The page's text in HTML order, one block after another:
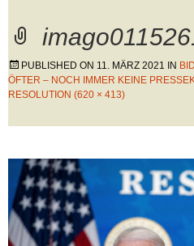
PUBLISHED ON 11. MÄRZ 2021 IN
ÖFTER – NOCH IMMER KEINE
RESOLUTION (620 × 413)